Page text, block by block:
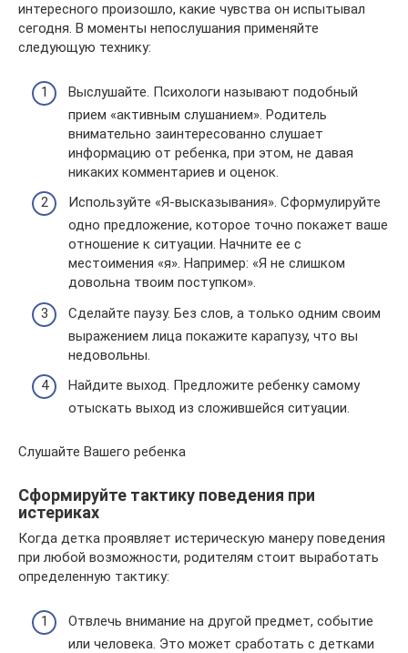
интересного произошло, какие чувства он испытывал
сегодня. В моменты непослушания применяйте
следующую технику:
Выслушайте. Психологи называют подобный
прием «активным слушанием». Родитель
внимательно заинтересованно слушает
информацию от ребенка, при этом, не давая
никаких комментариев и оценок.
Используйте «Я-высказывания». Сформулируйте
одно предложение, которое точно покажет ваше
отношение к ситуации. Начните ее с
местоимения «я». Например: «Я не слишком
довольна твоим поступком».
Сделайте паузу. Без слов, а только одним своим
выражением лица покажите карапузу, что вы
недовольны.
Найдите выход. Предложите ребенку самому
отыскать выход из сложившейся ситуации.
Слушайте Вашего ребенка
Сформируйте тактику поведения при
истериках
Когда детка проявляет истерическую манеру поведения
при любой возможности, родителям стоит выработать
определенную тактику:
Отвлечь внимание на другой предмет, событие
или человека. Это может сработать с детками